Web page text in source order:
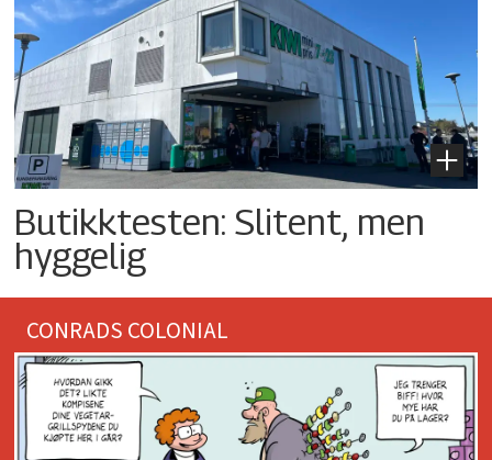
Butikktesten: Slitent, men
hyggelig
CONRADS COLONIAL